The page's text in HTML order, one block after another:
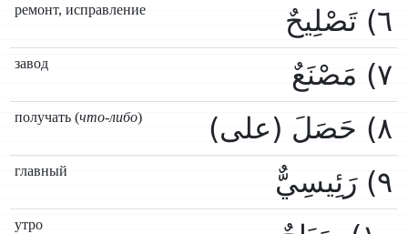
ремонт, исправление ٦) تَصْلِيحٌ
завод ٧) مَصْنَعٌ
получать (что-либо) ٨) حَصَلَ (على)
главный ٩) رَئِيسِيٌّ
утро